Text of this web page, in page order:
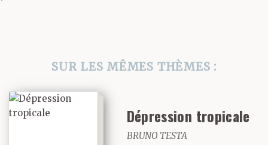
SUR LES MÊMES THÈMES :
Dépression tropicale
BRUNO TESTA